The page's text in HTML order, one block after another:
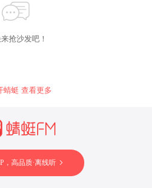
四起，外部还要应付军阀等
珑不甘，刺伤了二少爷，又
优记文化有限公司出品) 王
知名编剧 。中国作家协会会员
《媚网》、《兰花谜影》
“泛亚杯”华语都市小说征文大
文汇出版社、五洲出版社翻
等专集向欧美、亚洲、中东
改编为话剧、电影。长篇作
国“梁斌”小说大奖 ，该作品
搜狐等国内主流读书频道总
流媒体读书专栏称为国内第
抢沙发吧！
蜻蜓 查看更多
，高品质·离线听